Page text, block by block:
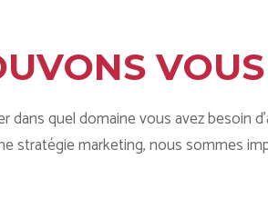
quel domaine vous avez besoin
stratégie marketing, nous sommes